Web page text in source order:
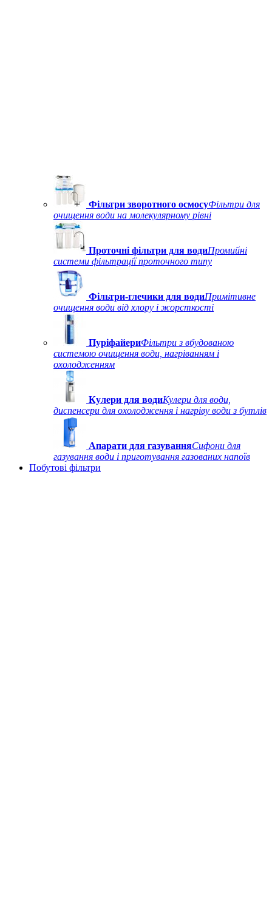
Фільтри зворотного осмосуФільтри для
очищення води на молекулярному рівні
Проточні фільтри для водиПромийні
системи фільтрації проточного типу
Фільтри-глечики для водиПримітивне
очищення води від хлору і жорсткості
ПуріфайериФільтри з вбудованою
системою очищення води, нагріванням і
охолодженням
Кулери для водиКулери для води,
диспенсери для охолодження і нагріву води з бутлів
Апарати для газуванняСифони для
газування води і приготування газованих напоїв
Побутові фільтри